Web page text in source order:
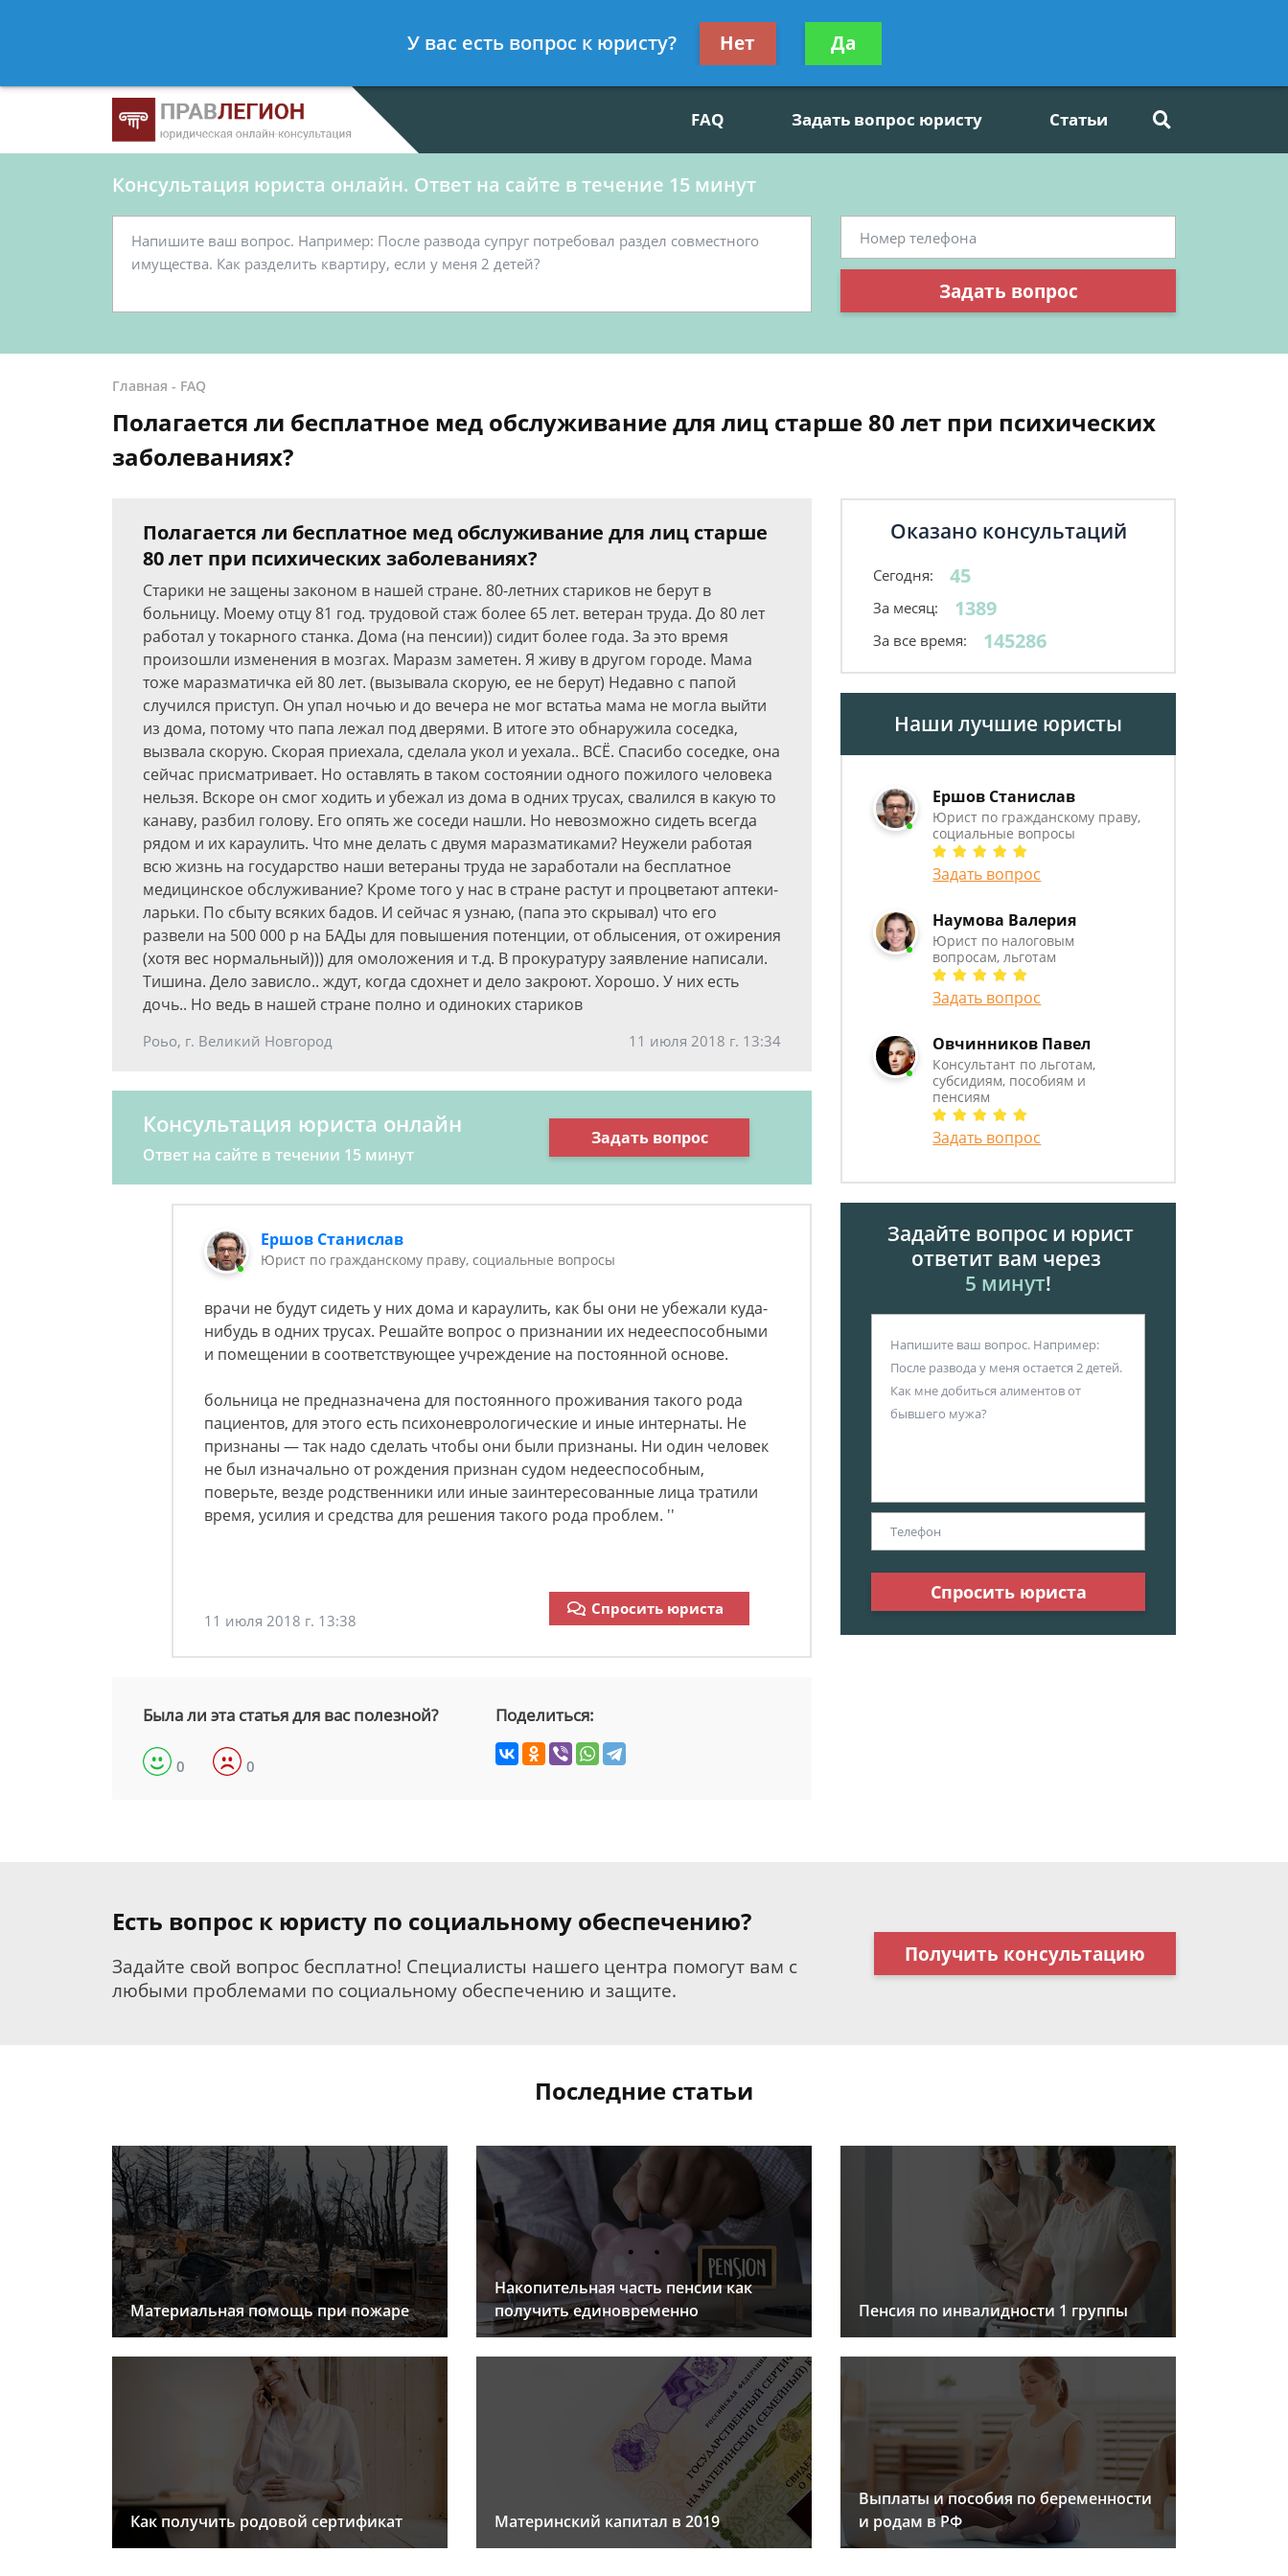
- Юрист по гражданскому праву, социальные вопросы
Получите консультацию
бесплатно
FAQ Задать вопрос юристу Статьи
Консультация юриста онлайн. Ответ на сайте в течение 15 минут
Задать вопрос
Главная - FAQ
Полагается ли бесплатное мед обслуживание для лиц старше 80 лет при психических
заболеваниях?
Полагается ли бесплатное мед обслуживание для лиц старше
80 лет при психических заболеваниях?
Старики не защены законом в нашей стране. 80-летних стариков не берут в
больницу. Моему отцу 81 год. трудовой стаж более 65 лет. ветеран труда. До 80 лет
работал у токарного станка. Дома (на пенсии)) сидит более года. За это время
произошли изменения в мозгах. Маразм заметен. Я живу в другом городе. Мама
тоже маразматичка ей 80 лет. (вызывала скорую, ее не берут) Недавно с папой
случился приступ. Он упал ночью и до вечера не мог встатьа мама не могла выйти
из дома, потому что папа лежал под дверями. В итоге это обнаружила соседка,
вызвала скорую. Скорая приехала, сделала укол и уехала.. ВСЁ. Спасибо соседке, она
сейчас присматривает. Но оставлять в таком состоянии одного пожилого человека
нельзя. Вскоре он смог ходить и убежал из дома в одних трусах, свалился в какую то
канаву, разбил голову. Его опять же соседи нашли. Но невозможно сидеть всегда
рядом и их караулить. Что мне делать с двумя маразматиками? Неужели работая
всю жизнь на государство наши ветераны труда не заработали на бесплатное
медицинское обслуживание? Кроме того у нас в стране растут и процветают аптеки-
ларьки. По сбыту всяких бадов. И сейчас я узнаю, (папа это скрывал) что его
развели на 500 000 р на БАДы для повышения потенции, от облысения, от ожирения
(хотя вес нормальный))) для омоложения и т.д. В прокуратуру заявление написали.
Тишина. Дело зависло.. ждут, когда сдохнет и дело закроют. Хорошо. У них есть
дочь.. Но ведь в нашей стране полно и одиноких стариков
Роьо, г. Великий Новгород 11 июля 2018 г. 13:34
Консультация юриста онлайн
Ответ на сайте в течении 15 минут
Задать вопрос
Ершов Станислав
Юрист по гражданскому праву, социальные вопросы
врачи не будут сидеть у них дома и караулить, как бы они не убежали куда-
нибудь в одних трусах. Решайте вопрос о признании их недееспособными
и помещении в соответствующее учреждение на постоянной основе.
больница не предназначена для постоянного проживания такого рода
пациентов, для этого есть психоневрологические и иные интернаты. Не
признаны — так надо сделать чтобы они были признаны. Ни один человек
не был изначально от рождения признан судом недееспособным,
поверьте, везде родственники или иные заинтересованные лица тратили
время, усилия и средства для решения такого рода проблем. ''
11 июля 2018 г. 13:38
Спросить юриста
Была ли эта статья для вас полезной?
0 0
Поделиться:
Оказано консультаций
Сегодня: 45
За месяц: 1389
За все время: 145286
Наши лучшие юристы
Ершов Станислав
Юрист по гражданскому праву,
социальные вопросы
Задать вопрос
Наумова Валерия
Юрист по налоговым
вопросам, льготам
Задать вопрос
Овчинников Павел
Консультант по льготам,
субсидиям, пособиям и
пенсиям
Задать вопрос
Задайте вопрос и юрист
ответит вам через
5 минут!
Спросить юриста
Есть вопрос к юристу по социальному обеспечению?
Задайте свой вопрос бесплатно! Специалисты нашего центра помогут вам с
любыми проблемами по социальному обеспечению и защите.
Получить консультацию
Последние статьи
Материальная помощь при пожаре
Накопительная часть пенсии как
получить единовременно
Пенсия по инвалидности 1 группы
Как получить родовой сертификат Материнский капитал в 2019
Выплаты и пособия по беременности
и родам в РФ
У вас есть вопрос к юристу? Нет Да